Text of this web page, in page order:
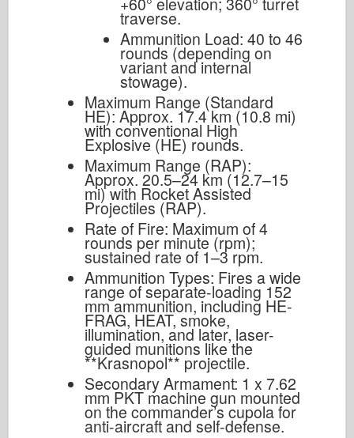
traverse.
Ammunition Load: 40 to 46
rounds (depending on
variant and internal
stowage).
Maximum Range (Standard
HE): Approx. 17.4 km (10.8 mi)
with conventional High
Explosive (HE) rounds.
Maximum Range (RAP):
Approx. 20.5–24 km (12.7–15
mi) with Rocket Assisted
Projectiles (RAP).
Rate of Fire: Maximum of 4
rounds per minute (rpm);
sustained rate of 1–3 rpm.
Ammunition Types: Fires a wide
range of separate-loading 152
mm ammunition, including HE-
FRAG, HEAT, smoke,
illumination, and later, laser-
guided munitions like the
**Krasnopol** projectile.
Secondary Armament: 1 x 7.62
mm PKT machine gun mounted
on the commander’s cupola for
anti-aircraft and self-defense.